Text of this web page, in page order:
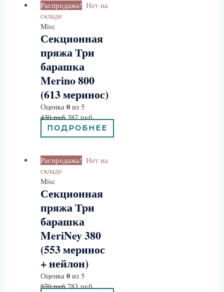
Распродажа! Нет на
складе
Misc
Секционная
пряжа Три
барашка
Merino 800
(613 меринос)
Оценка 0из 5
430руб 387руб
ПОДРОБНЕЕ
Распродажа! Нет на
складе
Misc
Секционная
пряжа Три
барашка
MeriNey 380
(553 меринос
+ нейлон)
Оценка 0из 5
870руб 783руб